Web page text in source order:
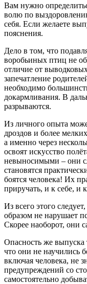
Вам нужно
волю по
себя. Если желаете
пояснения.
Дело в том, что
воробьиных птиц не
отличие от
запечатление
необходимо
докармливания. В
разрываются.
Из личного опыта
дроздов и более
а именно через
освоят искусство
невыносимыми – они
становятся
боятся человека! Их
приручать, и к себе, и
Из всего этого
образом не нарушает
Скорее наоборот, они
Опасность же выпуска
что они не научились
включая человека, не
предупреждений со
самостоятельно